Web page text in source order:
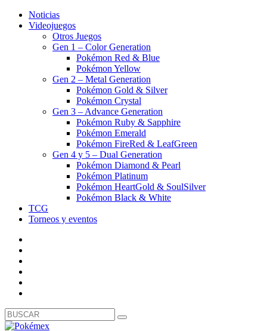
Noticias
Videojuegos
Otros Juegos
Gen 1 – Color Generation
Pokémon Red & Blue
Pokémon Yellow
Gen 2 – Metal Generation
Pokémon Gold & Silver
Pokémon Crystal
Gen 3 – Advance Generation
Pokémon Ruby & Sapphire
Pokémon Emerald
Pokémon FireRed & LeafGreen
Gen 4 y 5 – Dual Generation
Pokémon Diamond & Pearl
Pokémon Platinum
Pokémon HeartGold & SoulSilver
Pokémon Black & White
TCG
Torneos y eventos